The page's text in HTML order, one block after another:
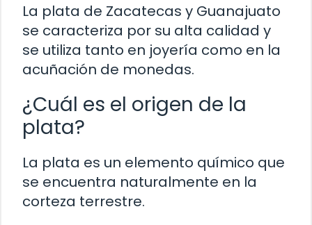
La plata de Zacatecas y Guanajuato
se caracteriza por su alta calidad y
se utiliza tanto en joyería como en la
acuñación de monedas.
¿Cuál es el origen de la
plata?
La plata es un elemento químico que
se encuentra naturalmente en la
corteza terrestre.